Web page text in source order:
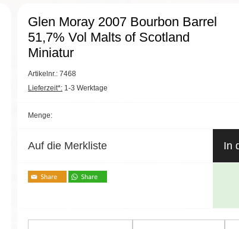
Glen Moray 2007 Bourbon Barrel
51,7% Vol Malts of Scotland
Miniatur
Artikelnr.: 7468
Lieferzeit*: 1-3 Werktage
Menge:
Auf die Merkliste In